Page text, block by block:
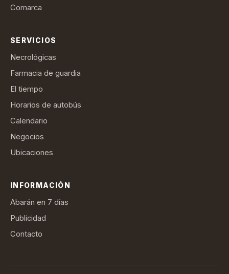
Comarca
SERVICIOS
Necrológicas
Farmacia de guardia
El tiempo
Horarios de autobús
Calendario
Negocios
Ubicaciones
INFORMACIÓN
Abarán en 7 días
Publicidad
Contacto